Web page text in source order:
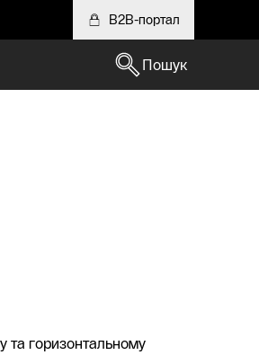
B2B-портал
Пошук
та горизонтальному